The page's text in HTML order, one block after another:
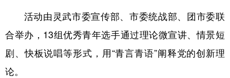
活动由灵武市委宣传部、市委统战部、团市委联
合举办，13组优秀青年选手通过理论微宣讲、情景短
剧、快板说唱等形式，用“青言青语”阐释党的创新理
论。